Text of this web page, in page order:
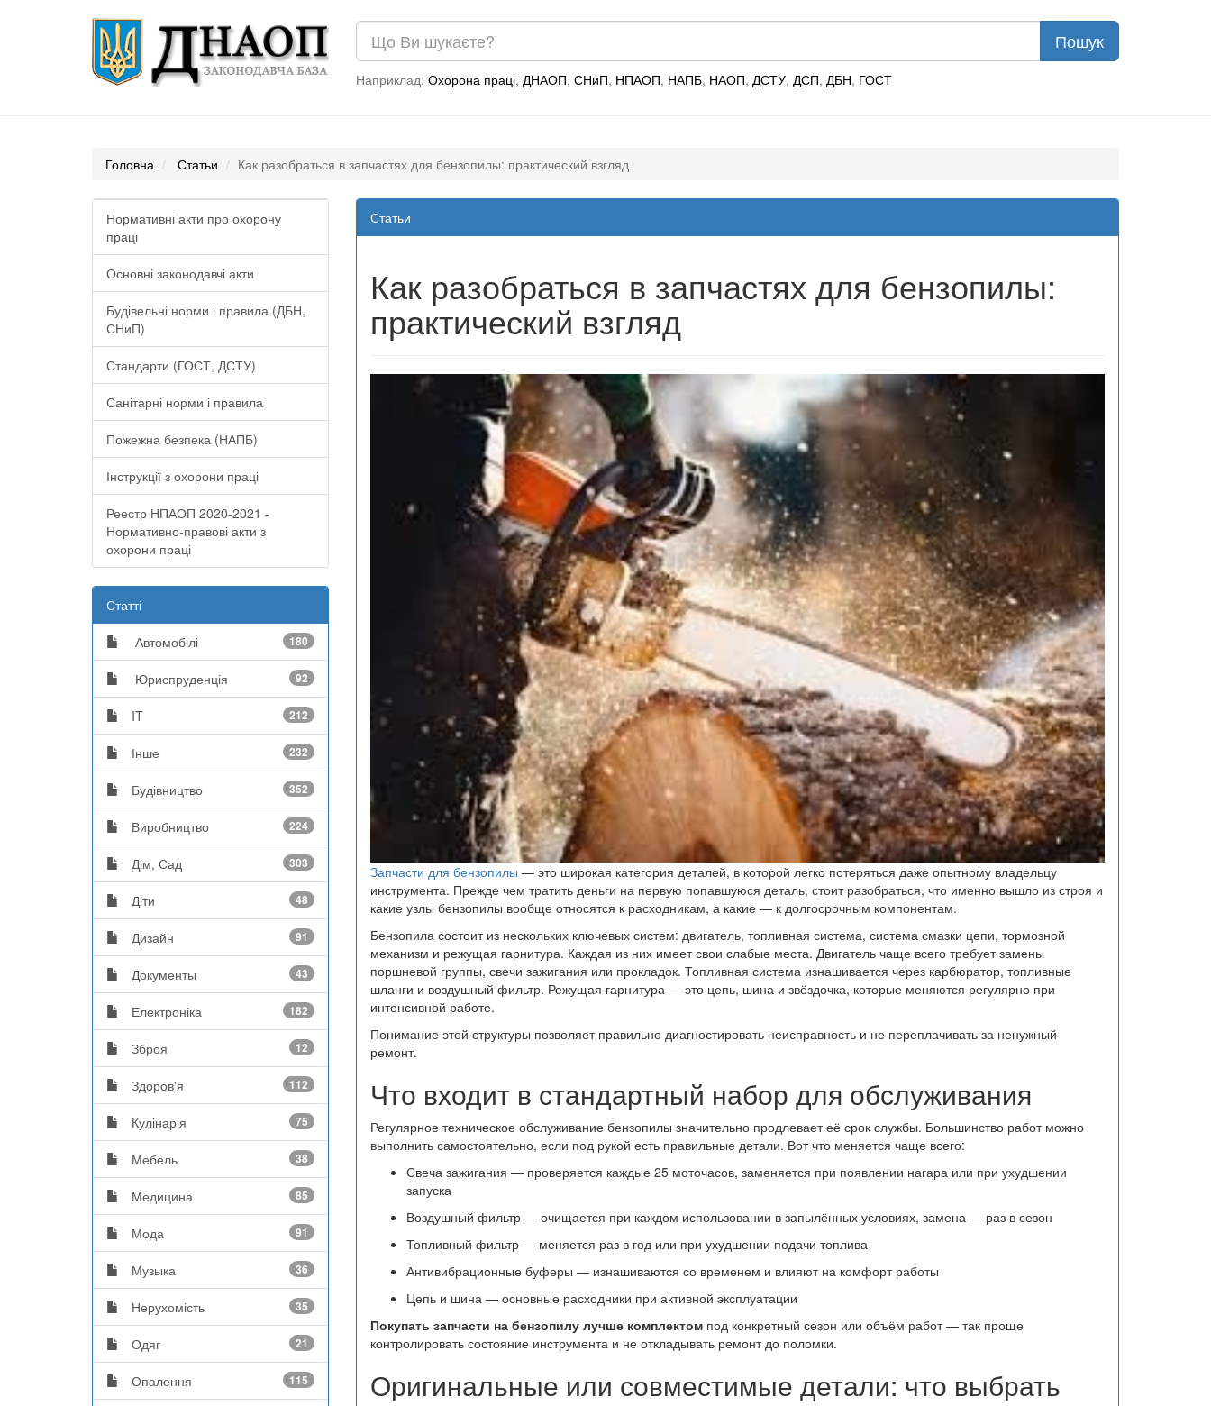
Наприклад: Охорона праці, ДНАОП, СНиП, НПАОП, НАПБ, НАОП, ДСТУ, ДСП, ДБН, ГОСТ
Головна Статьи Как разобраться в запчастях для бензопилы: практический взгляд
Нормативні акти про охорону
праці
Основні законодавчі акти
Будівельні норми і правила (ДБН,
СНиП)
Стандарти (ГОСТ, ДСТУ)
Санітарні норми і правила
Пожежна безпека (НАПБ)
Інструкції з охорони праці
Реестр НПАОП 2020-2021 -
Нормативно-правові акти з
охорони праці
Статті
Автомобілі 180
Юриспруденція 92
IT 212
Інше 232
Будівництво 352
Виробництво 224
Дім, Сад 303
Діти 48
Дизайн 91
Документы 43
Електроніка 182
Зброя 12
Здоров'я 112
Кулінарія 75
Мебель 38
Медицина 85
Мода 91
Музыка 36
Нерухомість 35
Одяг 21
Опалення 115
Статьи
Как разобраться в запчастях для бензопилы:
практический взгляд
Запчасти для бензопилы — это широкая категория деталей, в которой легко потеряться даже опытному владельцу
инструмента. Прежде чем тратить деньги на первую попавшуюся деталь, стоит разобраться, что именно вышло из строя и
какие узлы бензопилы вообще относятся к расходникам, а какие — к долгосрочным компонентам.
Бензопила состоит из нескольких ключевых систем: двигатель, топливная система, система смазки цепи, тормозной
механизм и режущая гарнитура. Каждая из них имеет свои слабые места. Двигатель чаще всего требует замены
поршневой группы, свечи зажигания или прокладок. Топливная система изнашивается через карбюратор, топливные
шланги и воздушный фильтр. Режущая гарнитура — это цепь, шина и звёздочка, которые меняются регулярно при
интенсивной работе.
Понимание этой структуры позволяет правильно диагностировать неисправность и не переплачивать за ненужный
ремонт.
Что входит в стандартный набор для обслуживания
Регулярное техническое обслуживание бензопилы значительно продлевает её срок службы. Большинство работ можно
выполнить самостоятельно, если под рукой есть правильные детали. Вот что меняется чаще всего:
Свеча зажигания — проверяется каждые 25 моточасов, заменяется при появлении нагара или при ухудшении
запуска
Воздушный фильтр — очищается при каждом использовании в запылённых условиях, замена — раз в сезон
Топливный фильтр — меняется раз в год или при ухудшении подачи топлива
Антивибрационные буферы — изнашиваются со временем и влияют на комфорт работы
Цепь и шина — основные расходники при активной эксплуатации
Покупать запчасти на бензопилу лучше комплектомпод конкретный сезон или объём работ — так проще
контролировать состояние инструмента и не откладывать ремонт до поломки.
Оригинальные или совместимые детали: что выбрать